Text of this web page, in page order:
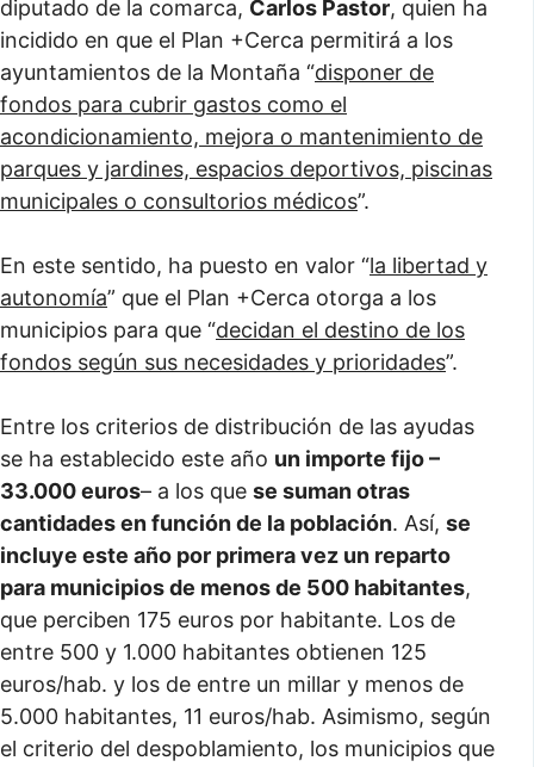
diputado de la comarca, Carlos Pastor, quien ha
incidido en que el Plan +Cerca permitirá a los
ayuntamientos de la Montaña “disponer de
fondos para cubrir gastos como el
acondicionamiento, mejora o mantenimiento de
parques y jardines, espacios deportivos, piscinas
municipales o consultorios médicos”.
En este sentido, ha puesto en valor “la libertad y
autonomía” que el Plan +Cerca otorga a los
municipios para que “decidan el destino de los
fondos según sus necesidades y prioridades”.
Entre los criterios de distribución de las ayudas
se ha establecido este año un importe fijo –
33.000 euros– a los que se suman otras
cantidades en función de la población. Así, se
incluye este año por primera vez un reparto
para municipios de menos de 500 habitantes,
que perciben 175 euros por habitante. Los de
entre 500 y 1.000 habitantes obtienen 125
euros/hab. y los de entre un millar y menos de
5.000 habitantes, 11 euros/hab. Asimismo, según
el criterio del despoblamiento, los municipios que